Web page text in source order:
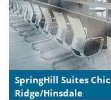
SpringHill Suites
Ridge/Hinsdale